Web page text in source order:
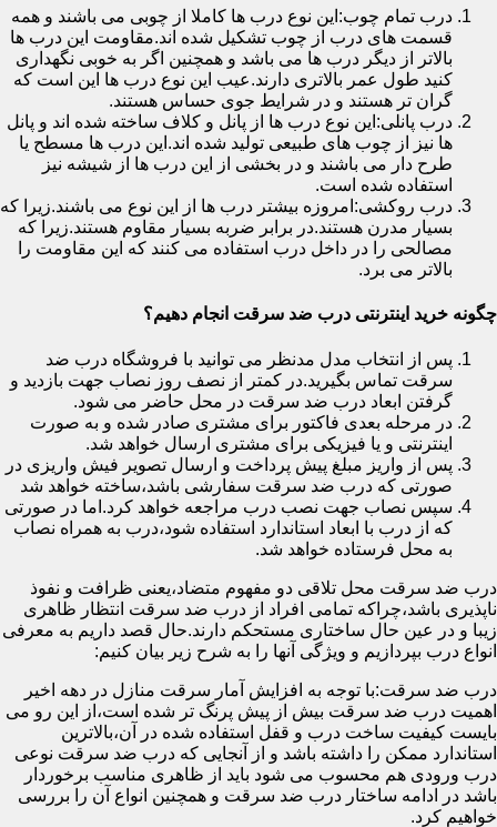
درب تمام چوب:این نوع درب ها کاملا از چوبی می باشند و همه
قسمت های درب از چوب تشکیل شده اند.مقاومت این درب ها
بالاتر از دیگر درب ها می باشد و همچنین اگر به خوبی نگهداری
کنید طول عمر بالاتری دارند.عیب این نوع درب ها این است که
گران تر هستند و در شرایط جوی حساس هستند.
درب پانلی:این نوع درب ها از پانل و کلاف ساخته شده اند و پانل
ها نیز از چوب های طبیعی تولید شده اند.این درب ها مسطح یا
طرح دار می باشند و در بخشی از این درب ها از شیشه نیز
استفاده شده است.
درب روکشی:امروزه بیشتر درب ها از این نوع می باشند.زیرا که
بسیار مدرن هستند.در برابر ضربه بسیار مقاوم هستند.زیرا که
مصالحی را در داخل درب استفاده می کنند که این مقاومت را
بالاتر می برد.
چگونه خرید اینترنتی درب ضد سرقت انجام دهیم؟
پس از انتخاب مدل مدنظر می توانید با فروشگاه درب ضد
سرقت تماس بگیرید.در کمتر از نصف روز نصاب جهت بازدید و
گرفتن ابعاد درب ضد سرقت در محل حاضر می شود.
در مرحله بعدی فاکتور برای مشتری صادر شده و به صورت
اینترنتی و یا فیزیکی برای مشتری ارسال خواهد شد.
پس از واریز مبلغ پیش پرداخت و ارسال تصویر فیش واریزی در
صورتی که درب ضد سرقت سفارشی باشد،ساخته خواهد شد
سپس نصاب جهت نصب درب مراجعه خواهد کرد.اما در صورتی
که از درب با ابعاد استاندارد استفاده شود،درب به همراه نصاب
به محل فرستاده خواهد شد.
درب ضد سرقت محل تلاقی دو مفهوم متضاد،یعنی ظرافت و نفوذ
ناپذیری باشد،چراکه تمامی افراد از درب ضد سرقت انتظار ظاهری
زیبا و در عین حال ساختاری مستحکم دارند.حال قصد داریم به معرفی
انواع درب بپردازیم و ویژگی آنها را به شرح زیر بیان کنیم:
درب ضد سرقت:با توجه به افزایش آمار سرقت منازل در دهه اخیر
اهمیت درب ضد سرقت بیش از پیش پرنگ تر شده است،از این رو می
بایست کیفیت ساخت درب و قفل استفاده شده در آن،بالاترین
استاندارد ممکن را داشته باشد و از آنجایی که درب ضد سرقت نوعی
درب ورودی هم محسوب می شود باید از ظاهری مناسب برخوردار
باشد در ادامه ساختار درب ضد سرقت و همچنین انواع آن را بررسی
خواهیم کرد.